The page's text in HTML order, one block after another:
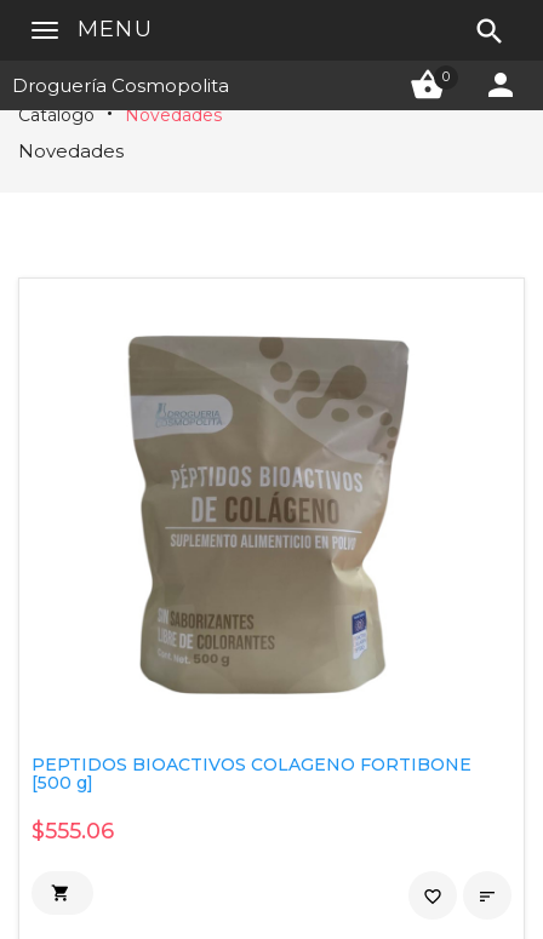
Droguería Cosmopolita 0 
MENU 
Catálogo Novedades
Novedades
PEPTIDOS BIOACTIVOS COLAGENO FORTIBONE
[500 g]
$555.06
 
favorite_border